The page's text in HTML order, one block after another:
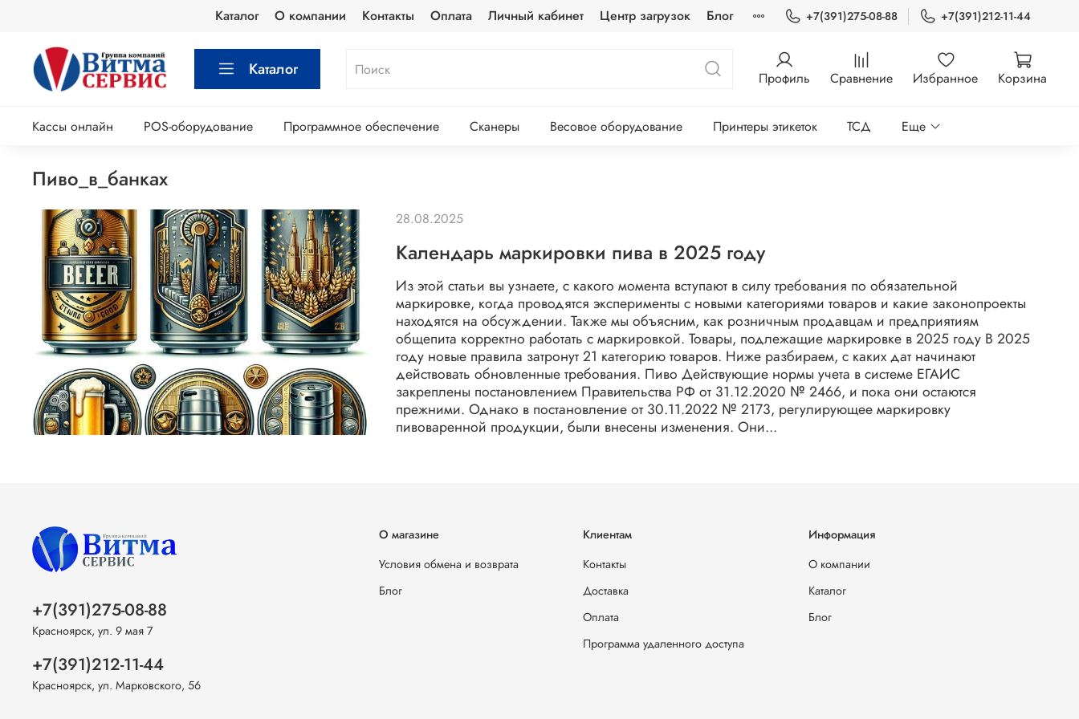
Каталог О компании Контакты Оплата Личный кабинет Центр загрузок Блог +7(391)275-08-88 +7(391)212-11-44
Каталог Профиль Сравнение Избранное Корзина
Кассы онлайн POS-оборудование Программное обеспечение Сканеры Весовое оборудование Принтеры этикеток ТСД Еще
пиво_в_банках
Календарь маркировки пива в 2025 году
Из этой статьи вы узнаете, с какого момента вступают в силу требования по обязательной
маркировке, когда проводятся эксперименты с новыми категориями товаров и какие законопроекты
находятся на обсуждении. Также мы объясним, как розничным продавцам и предприятиям
общепита корректно работать с маркировкой. Товары, подлежащие маркировке в 2025 году В 2025
году новые правила затронут 21 категорию товаров. Ниже разбираем, с каких дат начинают
действовать обновленные требования. Пиво Действующие нормы учета в системе ЕГАИС
закреплены постановлением Правительства РФ от 31.12.2020 № 2466, и пока они остаются
прежними. Однако в постановление от 30.11.2022 № 2173, регулирующее маркировку
пивоваренной продукции, были внесены изменения. Они...
28.08.2025
О магазине
Условия обмена и возврата
Блог
Клиентам
Контакты
Доставка
Оплата
Программа удаленного доступа
Информация
О компании
Каталог
Блог
+7(391)275-08-88
Красноярск, ул. 9 мая 7
+7(391)212-11-44
Красноярск, ул. Марковского, 56